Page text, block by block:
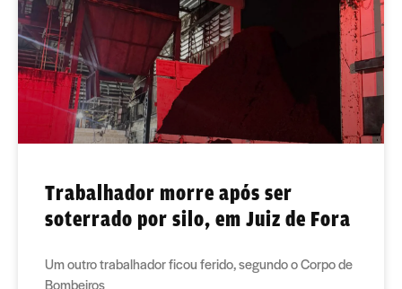
Trabalhador morre após ser
soterrado por silo, em Juiz de Fora
Um outro trabalhador ficou ferido, segundo o Corpo de
Bombeiros